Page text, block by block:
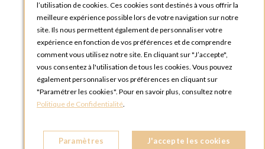
Rue du Clos Tellier
76800 Saint-Etienne-du-Rouvray
FRANCE
Téléphone :+33 2 35 08 38 53
OPTIONS TOULOUSE
6 rue Gaye Marie, ZAC de Saint-Martin du Touch
31300 Toulouse
FRANCE
OPTIONS MC
l’utilisation de cookies. Ces cookies sont destinés à vous offrir la
meilleure expérience possible lors de votre navigation sur notre
site. Ils nous permettent également de personnaliser votre
expérience en fonction de vos préférences et de comprendre
comment vous utilisez notre site. En cliquant sur "J’accepte",
vous consentez à l'utilisation de tous les cookies. Vous pouvez
également personnaliser vos préférences en cliquant sur
"Paramétrer les cookies". Pour en savoir plus, consultez notre
Politique de Confidentialité.
Paramètres J'accepte les cookies